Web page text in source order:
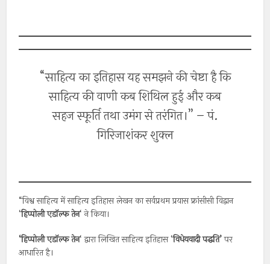
“साहित्य का इतिहास यह समझने की चेष्टा है कि
साहित्य की वाणी कब शिथिल हुई और कब
सहज स्फूर्ति तथा उमंग से तरंगित।” – पं.
गिरिजाशंकर शुक्ल
“विश्व साहित्य में साहित्य इतिहास लेखन का सर्वप्रथम प्रयास फ्रांसीसी विद्वान
‘हिप्पोली एडॉल्फ तेन‘ ने किया।
‘हिप्पोली एडॉल्फ तेन‘ द्वारा लिखित साहित्य इतिहास ‘विधेयवादी पद्धति’पर
आधारित है।